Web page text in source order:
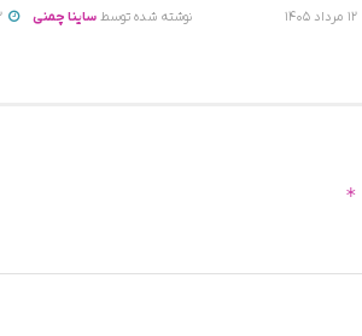
12 مرداد 1405 نوشته شده توسط ساینا چمنی
*